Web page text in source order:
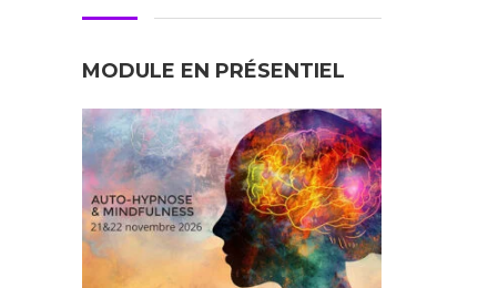
MODULE EN PRÉSENTIEL